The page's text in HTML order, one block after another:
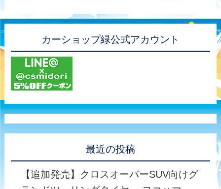
カーショップ緑公式アカウント
最近の投稿
【追加発売】クロスオーバーSUV向けグ